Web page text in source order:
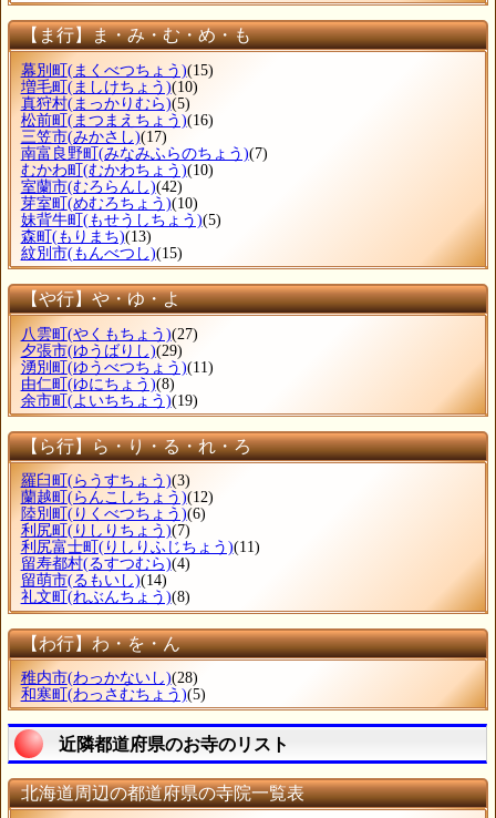
【ま行】ま・み・む・め・も
幕別町 (まくべつちょう)(15)
増毛町 (ましけちょう)(10)
真狩村(まっかりむら)(5)
松前町 (まつまえちょう)(16)
三笠市(みかさし)(17)
南富良野町 (みなみふらのちょう)(7)
むかわ町 (むかわちょう)(10)
室蘭市(むろらんし)(42)
芽室町 (めむろちょう)(10)
妹背牛町 (もせうしちょう)(5)
森町 (もりまち)(13)
紋別市(もんべつし)(15)
【や行】や・ゆ・よ
八雲町(やくもちょう)(27)
夕張市(ゆうばりし)(29)
湧別町(ゆうべつちょう)(11)
由仁町(ゆにちょう)(8)
余市町(よいちちょう)(19)
【ら行】ら・り・る・れ・ろ
羅臼町 (らうすちょう)(3)
蘭越町 (らんこしちょう)(12)
陸別町 (りくべつちょう)(6)
利尻町 (りしりちょう)(7)
利尻富士町 (りしりふじちょう)(11)
留寿都村(るすつむら)(4)
留萌市(るもいし)(14)
礼文町 (れぶんちょう)(8)
【わ行】わ・を・ん
稚内市(わっかないし)(28)
和寒町 (わっさむちょう)(5)
近隣都道府県のお寺のリスト
北海道周辺の都道府県の寺院一覧表